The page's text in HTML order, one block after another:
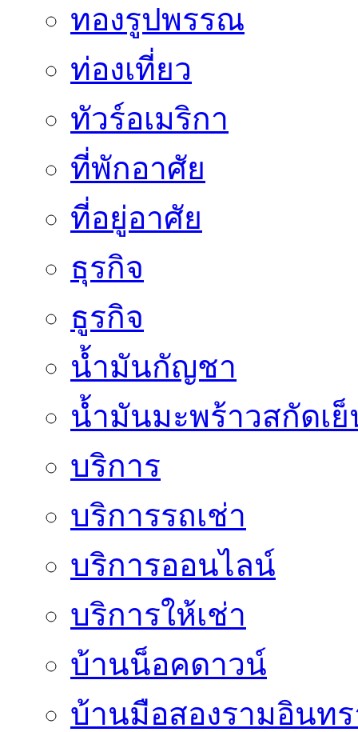
ทองรูปพรรณ
ท่องเที่ยว
ทัวร์อเมริกา
ที่พักอาศัย
ที่อยู่อาศัย
ธุรกิจ
ธูรกิจ
น้ำมันกัญชา
น้ำมันมะพร้าวสกัดเ
บริการ
บริการรถเช่า
บริการออนไลน์
บริการให้เช่า
บ้านน็อคดาวน์
บ้านมือสองรามอินท